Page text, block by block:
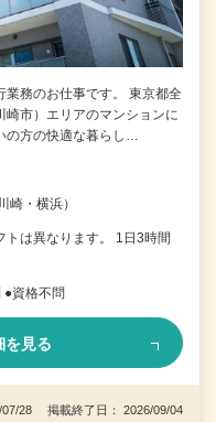
業務のお仕事です。 東京都全
市）エリアのマンションに
の方の快適な暮らし…
崎・横浜）
は異なります。 1日3時間
●資格不問
を見る
07/28 掲載終了日： 2026/09/04